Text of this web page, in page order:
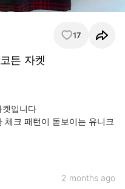
17
튼 자켓
켓입니다
체크 패턴이 돋보이는 유니크
2 months ago